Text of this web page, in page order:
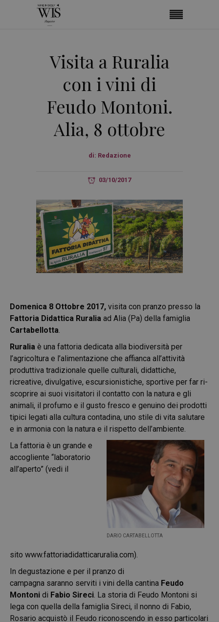
Visita a Ruralia
con i vini di
Feudo Montoni.
Alia, 8 ottobre
di: Redazione
03/10/2017
Domenica 8 Ottobre 2017, visita con pranzo presso la
Fattoria Didattica Ruralia ad Alia (Pa) della famiglia
Cartabellotta.
Ruralia è una fattoria dedicata alla biodiversità per
l’agricoltura e l’alimentazione che affianca all’attività
produttiva tradizionale quelle culturali, didattiche,
ricreative, divulgative, escursionistiche, sportive per far ri-
scoprire ai suoi visitatori il contatto con la natura e gli
animali, il profumo e il gusto fresco e genuino dei prodotti
tipici legati alla cultura contadina, uno stile di vita salutare
e in armonia con la natura e il rispetto dell’ambiente.
DARIO CARTABELLOTTA
La fattoria è un grande e
accogliente “laboratorio
all’aperto” (vedi il
sito www.fattoriadidatticaruralia.com).
In degustazione e per il pranzo di
campagna saranno serviti i vini della cantina Feudo
Montoni di Fabio Sireci. La storia di Feudo Montoni si
lega con quella della famiglia Sireci, il nonno di Fabio,
Rosario acquistò il Feudo riconoscendo in esso particolari